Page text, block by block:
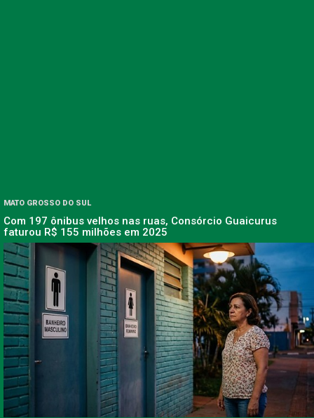
MATO GROSSO DO SUL
Com 197 ônibus velhos nas ruas, Consórcio Guaicurus
faturou R$ 155 milhões em 2025